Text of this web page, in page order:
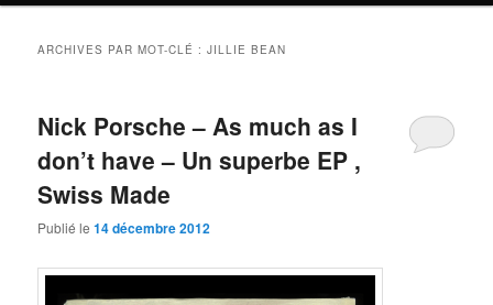
ARCHIVES PAR MOT-CLÉ :JILLIE BEAN
Nick Porsche – As much as I
don’t have – Un superbe EP ,
Swiss Made
Publié le14 décembre 2012